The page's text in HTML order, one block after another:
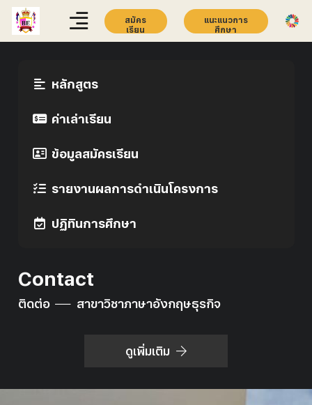
สมัคร
เรียน
แนะแนวการ
ศึกษา
หลักสูตร
ค่าเล่าเรียน
ข้อมูลสมัครเรียน
รายงานผลการดำเนินโครงการ
ปฏิทินการศึกษา
Contact
ติดต่อ สาขาวิชาภาษาอังกฤษธุรกิจ
ดูเพิ่มเติม